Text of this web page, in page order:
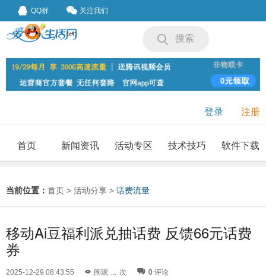
QQ群 关注我们
搜索
登录 注册
首页 新闻资讯 活动专区 技术技巧 软件下载
当前位置： 首页 > 活动分享 > 话费流量
移动Ai豆福利派兑抽话费 反馈66元话费
券
2025-12-29 08:43:55 围观 ... 次 0 评论